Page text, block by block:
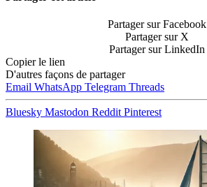
Partager sur Facebook
Partager sur X
Partager sur LinkedIn
Copier le lien
D'autres façons de partager
Email WhatsApp Telegram Threads
Bluesky Mastodon Reddit Pinterest